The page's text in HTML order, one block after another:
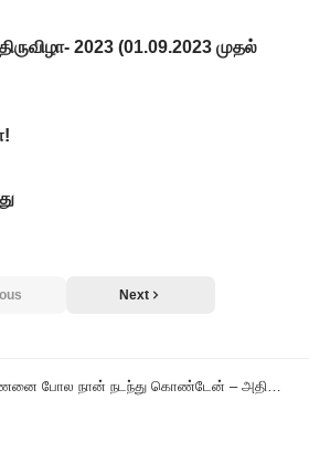
2023 (01.09.2023 முதல்
Next
– அதில் என்ன தப்பு?” என்று கூறிய பாலியல் வன்கொடுமை குற்றவாளி சாமியார் ஆசாராமிற்கு ஆயுள் தண்டனை